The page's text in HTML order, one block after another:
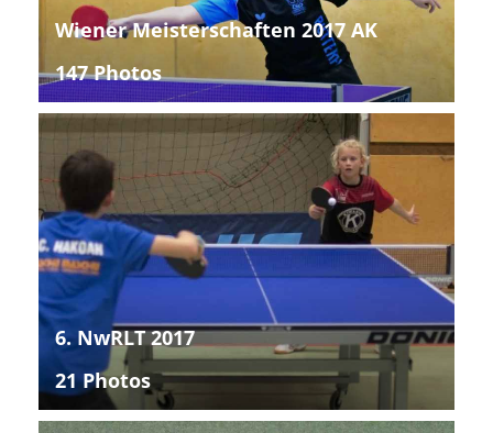
Wiener Meisterschaften 2017 AK
147 Photos
6. NwRLT 2017
21 Photos